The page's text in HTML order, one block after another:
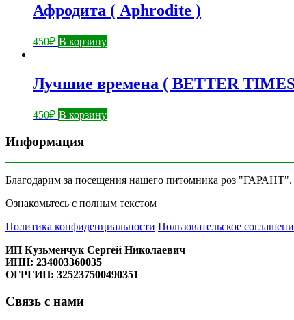
Афродита ( Aphrodite )
450₽ В корзину
Лучшие времена ( BETTER
450₽ В корзину
Информация
Благодарим за посещения нашего питомника роз
Ознакомьтесь с полным текстом
Политика конфиденциальности Пользовательское
ИП Кузьменчук Сергей Николаевич
ИНН: 234003360035
ОГРГИП: 325237500490351
Связь с нами